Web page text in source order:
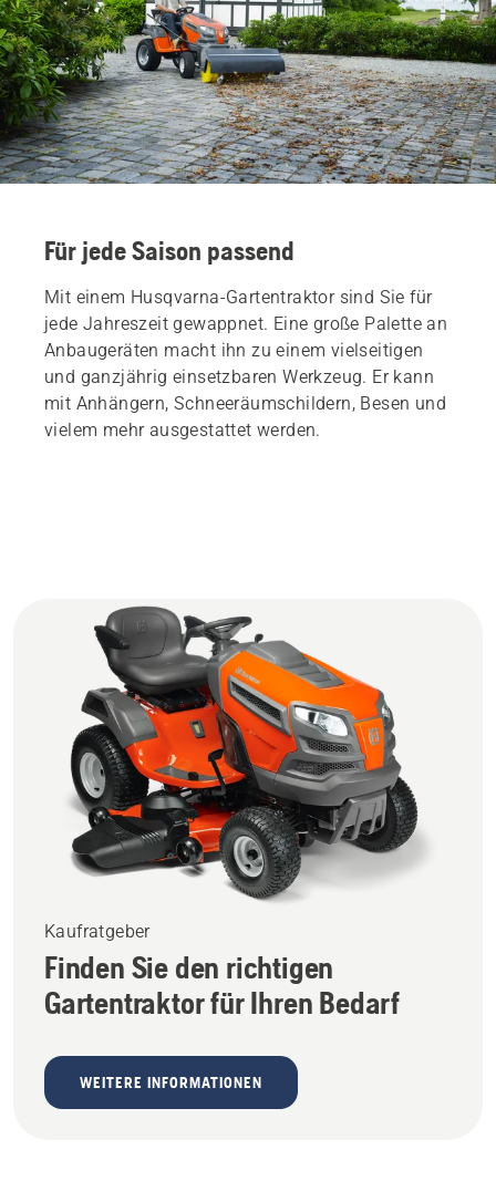
Für jede Saison passend
Mit einem Husqvarna-Gartentraktor sind Sie für
jede Jahreszeit gewappnet. Eine große Palette an
Anbaugeräten macht ihn zu einem vielseitigen
und ganzjährig einsetzbaren Werkzeug. Er kann
mit Anhängern, Schneeräumschildern, Besen und
vielem mehr ausgestattet werden.
Kaufratgeber
Finden Sie den richtigen
Gartentraktor für Ihren Bedarf
WEITERE INFORMATIONEN